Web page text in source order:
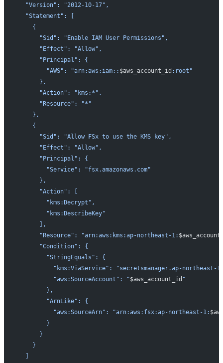
  "Version": "2012-10-17",
  "Statement": [
    {
      "Sid": "Enable IAM User Permissions",
      "Effect": "Allow",
      "Principal": {
        "AWS": "arn:aws:iam::
$aws_account_id :root"
      },
      "Action": "kms:*",
      "Resource": "*"
    },
    {
      "Sid": "Allow FSx to use the KMS key",
      "Effect": "Allow",
      "Principal": {
        "Service": "fsx.amazonaws.com"
      },
      "Action": [
        "kms:Decrypt",
        "kms:DescribeKey"
      ],
      "Resource": "arn:aws:kms:ap-northeast-1:
      "Condition": {
        "StringEquals": {
"kms:ViaService": "secretsmanager.ap-northeast-
          "aws:SourceAccount": "
$aws_account_id "
        },
        "ArnLike": {
          "aws:SourceArn": "arn:aws:fsx:ap-northeast-1:
        }
      }
    }